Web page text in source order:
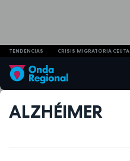
TENDENCIAS CRISIS MIGRATORIA CEUTA
ALZHÉIMER